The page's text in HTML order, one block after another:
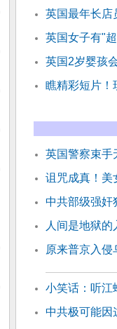
英国最年长店
英国女子有"
英国2岁婴孩
瞧精彩短片！
英国警察束手
诅咒成真！美
中共部级强奸
人间是地狱
原来普京入侵
小笑话：听江
中共极可能因